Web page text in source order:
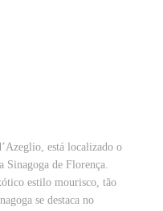
está localizado o
Sinagoga de Florença.
estilo mourisco, tão
se destaca no